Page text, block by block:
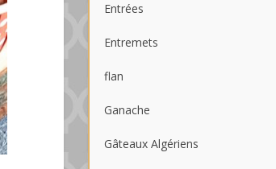
Entrées
Entremets
flan
Ganache
Gâteaux Algériens